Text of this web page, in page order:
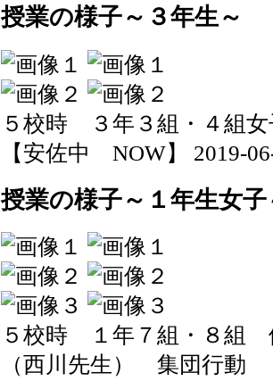
授業の様子～３年生～
５校時 ３年３組・４組
【安佐中 NOW】 2019-
授業の様子～１年生女子
５校時 １年７組・８組
（西川先生） 集団行動